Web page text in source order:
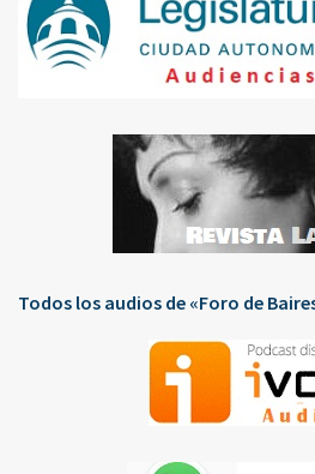
Todos los audios de «Foro de